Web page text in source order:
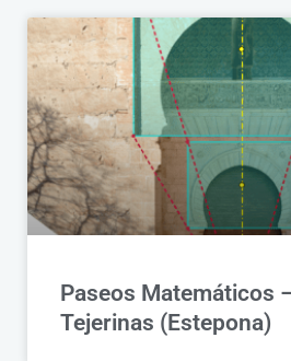
Paseos Matemáticos
Tejerinas (Estepona)